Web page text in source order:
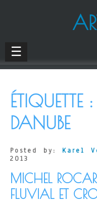
☰
ÉTIQUETTE :
DANUBE
Posted by: Karel
2013
MICHEL
FLUVIAL ET